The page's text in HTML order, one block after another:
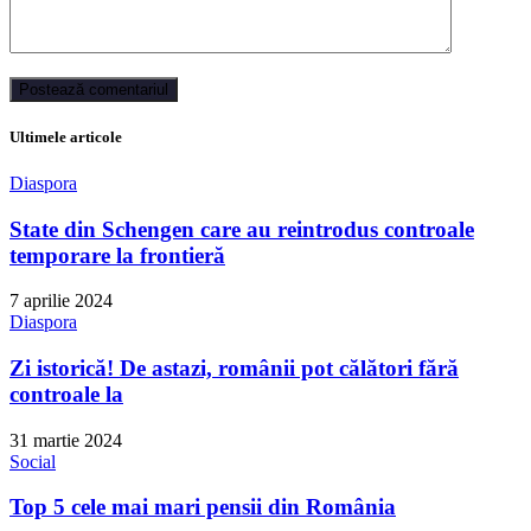
Ultimele articole
Diaspora
State din Schengen care au reintrodus controale
temporare la frontieră
7 aprilie 2024
Diaspora
Zi istorică! De astazi, românii pot călători fără
controale la
31 martie 2024
Social
Top 5 cele mai mari pensii din România